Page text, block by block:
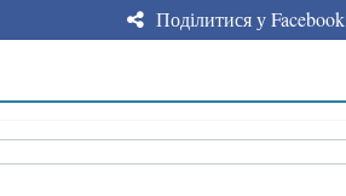
Поділитися у Facebook